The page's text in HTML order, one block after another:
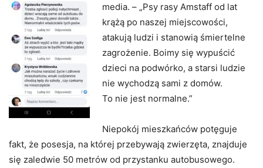
media. – „Psy rasy Amstaff od lat
krążą po naszej miejscowości,
atakują ludzi i stanowią śmiertelne
zagrożenie. Boimy się wypuścić
dzieci na podwórko, a starsi ludzie
nie wychodzą sami z domów.
To nie jest normalne.”
Niepokój mieszkańców potęguje
fakt, że posesja, na której przebywają zwierzęta, znajduje
się zaledwie 50 metrów od przystanku autobusowego.